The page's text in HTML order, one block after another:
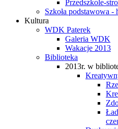
Przedszkole-
Szkoła podstawowa -
Kultura
WDK Paterek
Galeria WDK
Wakacje 2013
Biblioteka
2013r. w